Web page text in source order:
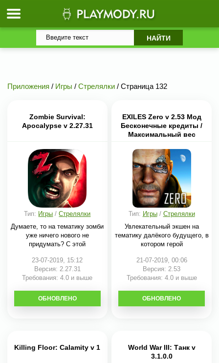
Приложения / Игры / Стрелялки / Страница 132
Zombie Survival:
Apocalypse v 2.27.31
Тип: Игры /Стрелялки
Думаете, то на тематику зомби
уже ничего нового не
придумать? С этой
23-07-2019, 15:12
Версия: 2.27.31
Требования: 4.0 и выше
СКАЧАТЬ
ОБНОВЛЕНО
EXILES Zero v 2.53 Мод
Бесконечные кредиты /
Максимальный вес
Тип: Игры/ Стрелялки
Увлекательный экшен на
тематику далёкого будущего, в
котором герой
21-07-2019, 00:06
Версия: 2.53
Требования: 4.0 и выше
СКАЧАТЬ
ОБНОВЛЕНО
Killing Floor: Calamity v 1
World War III: Танк v
3.1.0.0